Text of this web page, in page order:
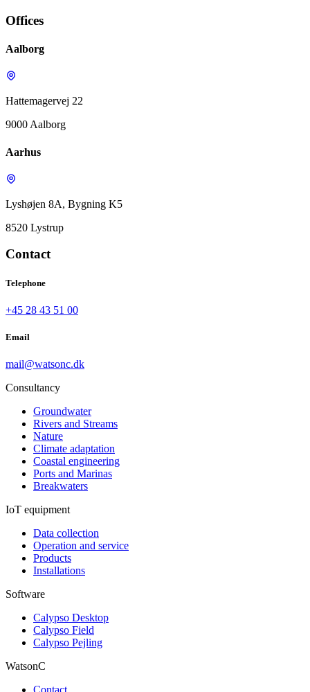
Offices
Aalborg
Hattemagervej 22
9000 Aalborg
Aarhus
Lyshøjen 8A, Bygning K5
8520 Lystrup
Contact
Telephone
+45 28 43 51 00
Email
mail@watsonc.dk
Consultancy
Groundwater
Rivers and Streams
Nature
Climate adaptation
Coastal engineering
Ports and Marinas
Breakwaters
IoT equipment
Data collection
Operation and service
Products
Installations
Software
Calypso Desktop
Calypso Field
Calypso Pejling
WatsonC